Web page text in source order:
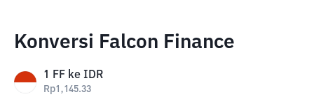
Konversi Falcon Finance
1 FF ke IDR
Rp1,145.33